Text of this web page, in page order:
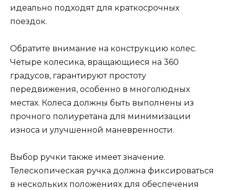
идеально подходят для краткосрочных
поездок.
Обратите внимание на конструкцию колес.
Четыре колесика, вращающиеся на 360
градусов, гарантируют простоту
передвижения, особенно в многолюдных
местах. Колеса должны быть выполнены из
прочного полиуретана для минимизации
износа и улучшенной маневренности.
Выбор ручки также имеет значение.
Телескопическая ручка должна фиксироваться
в нескольких положениях для обеспечения